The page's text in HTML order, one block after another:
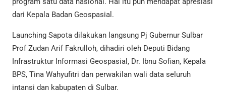
dari Kepala Badan Geospasial.
Launching Sapota dilakukan langsung Pj Gubernur Sulbar
Prof Zudan Arif Fakrulloh, dihadiri oleh Deputi Bidang
Infrastruktur Informasi Geospasial, Dr. Ibnu Sofian, Kepala
BPS, Tina Wahyufitri dan perwakilan wali data seluruh
intansi dan kabupaten di Sulbar.